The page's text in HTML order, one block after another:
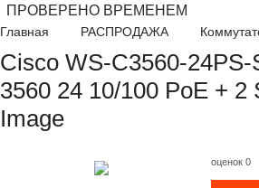
ПРОВЕРЕНО ВРЕМЕНЕМ
Главная РАСПРОДАЖА
Cisco WS-C3560-24PS-
3560 24 10/100 PoE + 2
Image
оценок 0